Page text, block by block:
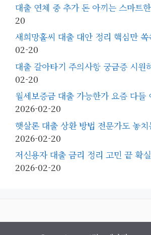
대출 연체 중 추가 돈 아끼는 스마트
20
새희망홀씨 대출 대안 정리 핵심만 쏙
02-20
대출 갈아타기 주의사항 궁금증 시원
02-20
월세보증금 대출 가능한가 요즘 다들
2026-02-20
햇살론 대출 상환 방법 전문가도 놓
2026-02-20
저신용자 대출 금리 정리 고민 끝 확
2026-02-20